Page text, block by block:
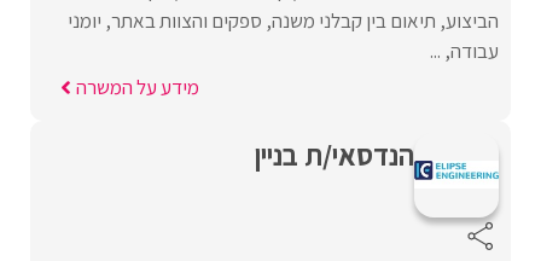
הביצוע, תיאום בין קבלני משנה, ספקים והצוות באתר, יומני
עבודה, ...
מידע על המשרה
הנדסאי/ת בניין